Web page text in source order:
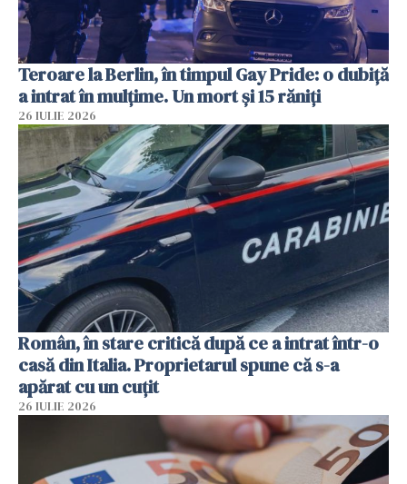
Teroare la Berlin, în timpul Gay Pride: o dubiță
a intrat în mulțime. Un mort și 15 răniți
26 IULIE 2026
Român, în stare critică după ce a intrat într-o
casă din Italia. Proprietarul spune că s-a
apărat cu un cuțit
26 IULIE 2026